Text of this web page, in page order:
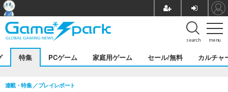
menu
search
特集 PCゲーム 家庭用ゲーム セール/無料 カルチャ
連載・特集 プレイレポート